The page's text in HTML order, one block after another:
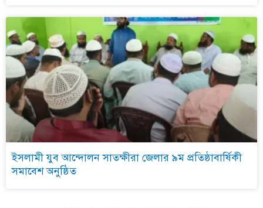
ইসলামী যুব আন্দোলন সাতক্ষীরা জেলার ৯ম প্রতিষ্ঠাবার্ষিকী
সমাবেশ অনুষ্ঠিত